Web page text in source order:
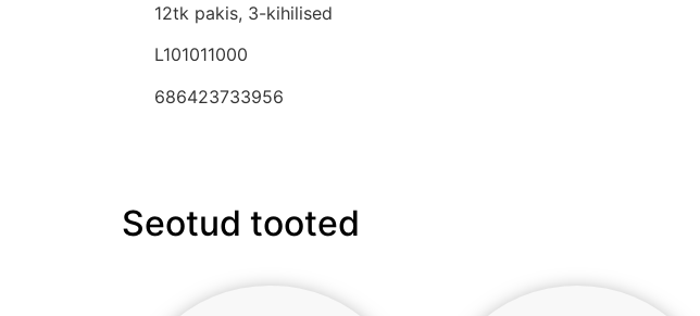
12tk pakis, 3-kihilised
L101011000
686423733956
Seotud tooted